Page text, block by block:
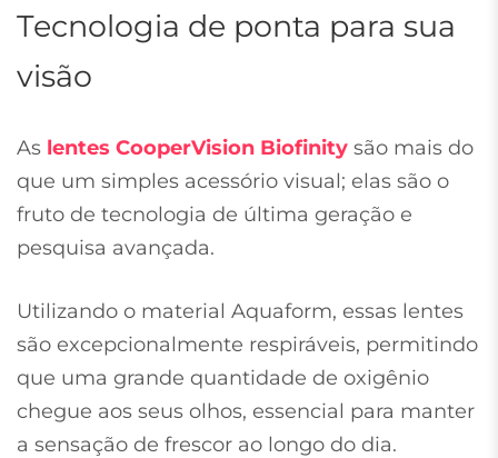
Tecnologia de ponta para sua
visão
As lentes CooperVision Biofinity são mais do
que um simples acessório visual; elas são o
fruto de tecnologia de última geração e
pesquisa avançada.
Utilizando o material Aquaform, essas lentes
são excepcionalmente respiráveis, permitindo
que uma grande quantidade de oxigênio
chegue aos seus olhos, essencial para manter
a sensação de frescor ao longo do dia.